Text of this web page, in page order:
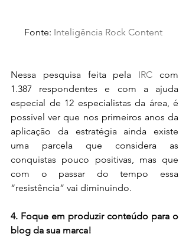
Fonte: Inteligência Rock Content
Nessa pesquisa feita pela IRC com
1.387 respondentes e com a ajuda
especial de 12 especialistas da área, é
possível ver que nos primeiros anos da
aplicação da estratégia ainda existe
uma parcela que considera as
conquistas pouco positivas, mas que
com o passar do tempo essa
“resistência” vai diminuindo.
4. Foque em produzir conteúdo para o
blog da sua marca!